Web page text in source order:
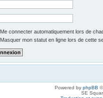
Me connecter automatiquement lors de
Masquer mon statut en ligne lors de cette
Powered by phpBB
SE